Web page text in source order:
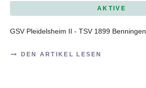
AKTIVE
GSV Pleidelsheim II - TSV 1899 Benningen
DEN ARTIKEL LESEN